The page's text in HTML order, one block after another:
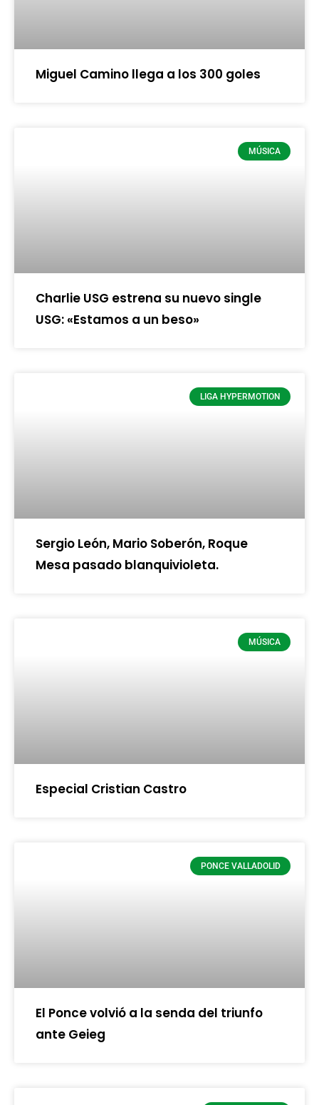
Miguel Camino llega a los 300 goles
MÚSICA
Charlie USG estrena su nuevo single
USG: «Estamos a un beso»
LIGA HYPERMOTION
Sergio León, Mario Soberón, Roque
Mesa pasado blanquivioleta.
MÚSICA
Especial Cristian Castro
PONCE VALLADOLID
El Ponce volvió a la senda del triunfo
ante Geieg